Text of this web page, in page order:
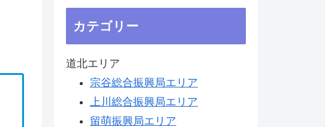
カテゴリー
道北エリア
宗谷総合振興局エリア
上川総合振興局エリア
留萌振興局エリア